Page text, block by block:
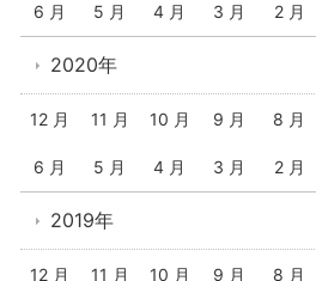
6 月 5 月 4 月 3 月 2 月
2020年
12 月 11 月 10 月 9 月 8 月
6 月 5 月 4 月 3 月 2 月
2019年
12 月 11 月 10 月 9 月 8 月